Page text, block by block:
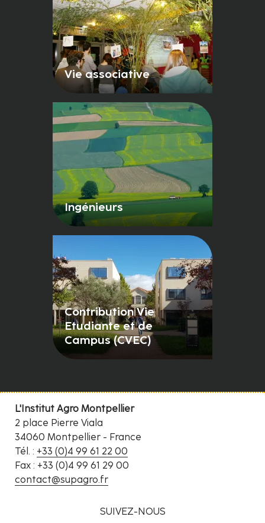
Vie associative
Ingénieurs
Contribution Vie
Etudiante et de
Campus (CVEC)
L'Institut Agro Montpellier
2 place Pierre Viala
34060 Montpellier - France
Tél. : +33 (0)4 99 61 22 00
Fax : +33 (0)4 99 61 29 00
contact@supagro.fr
SUIVEZ-NOUS